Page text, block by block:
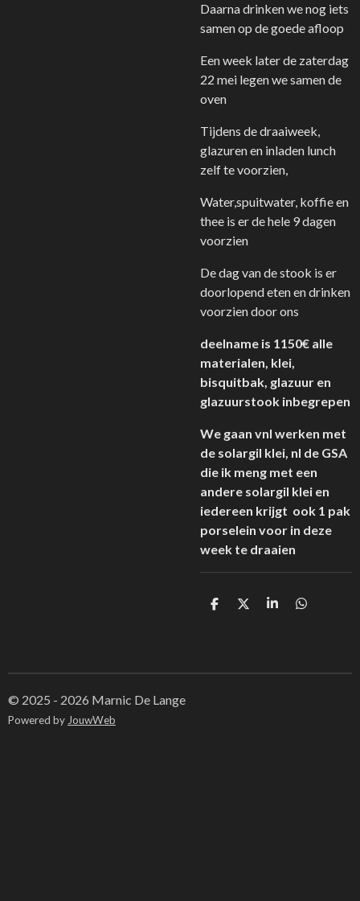
Daarna drinken we nog iets
samen op de goede afloop
Een week later de zaterdag
22 mei legen we samen de
oven
Tijdens de draaiweek,
glazuren en inladen lunch
zelf te voorzien,
Water,spuitwater, koffie en
thee is er de hele 9 dagen
voorzien
De dag van de stook is er
doorlopend eten en drinken
voorzien door ons
deelname is 1150€ alle
materialen, klei,
bisquitbak, glazuur en
glazuurstook inbegrepen
We gaan vnl werken met
de solargil klei, nl de GSA
die ik meng met een
andere solargil klei en
iedereen krijgt ook 1 pak
porselein voor in deze
week te draaien
D
D
S
D
© 2025 - 2026 Marnic De Lange
Powered by JouwWeb